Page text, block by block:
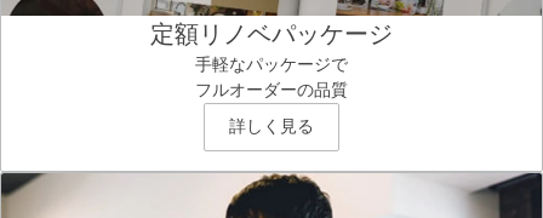
定額リノベパッケージ
手軽なパッケージで
フルオーダーの品質
詳しく見る